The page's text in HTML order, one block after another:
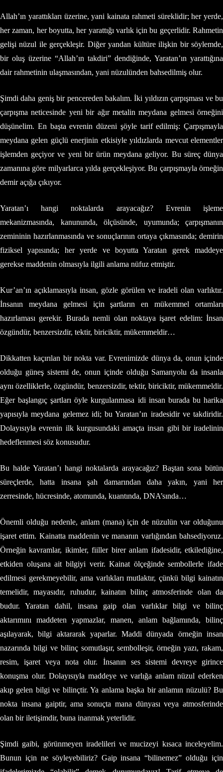
Allah’ın yarattıkları üzerine, yani kainata rahmeti süreklidir; her yerde,
her zaman, her boyutta, her yarattığı varlık için bu geçerlidir. Rahmetin
gelişi nüzul ile gerçekleşir. Diğer yandan kültüre ilişkin bir söylemde,
bir oluş üzerine “Allah’ın takdiri” dendiğinde, Yaratan’ın yarattığına
dair rahmetinin ulaşmasından, yani nüzulünden bahsedilmiş olur.
Şimdi daha geniş bir pencereden bakalım. İki yıldızın çarpışması ve bu
çarpışma neticesinde yeni bir ağır metalin meydana gelmesi örneğini
düşünelim. En başta evrenin düzeni şöyle tarif edilmiş: Çarpışmayla
meydana gelen güçlü enerjinin etkisiyle yıldızlarda mevcut elementler
işlemden geçiyor ve yeni bir ürün meydana geliyor. Bu süreç dünya
zamanına göre milyarlarca yılda gerçekleşiyor. Bu çarpışmayla örneğin
demir açığa çıkıyor.
Yaratan’ı hangi noktalarda arayacağız? Evrenin işleme
mekanizmasında, kanununda, ölçüsünde, uyumunda; çarpışmanın
zemininin hazırlanmasında ve sonuçlarının ortaya çıkmasında; demirin
fiziksel yapısında; her yerde ve boyutta Yaratan gerek maddeye
gerekse maddenin olmasıyla ilgili anlama nüfuz etmiştir.
Kur’an’ın açıklamasıyla insan, gözle görülen ve iradeli olan varlıktır.
İnsanın meydana gelmesi için şartların en mükemmel ortamları
hazırlaması gerekir. Burada nemli olan noktaya işaret edelim: İnsan
özgündür, benzersizdir, tektir, biriciktir, mükemmeldir…
Dikkatten kaçırılan bir nokta var. Evrenimizde dünya da, onun içinde
olduğu güneş sistemi de, onun içinde olduğu Samanyolu da insanla
aynı özelliklerle, özgündür, benzersizdir, tektir, biriciktir, mükemmeldir.
Eğer başlangıç şartları öyle kurgulanmasa idi insan burada bu harika
yapısıyla meydana gelemez idi; bu Yaratan’ın iradesidir ve takdiridir.
Dolayısıyla evrenin ilk kurgusundaki amaçta insan gibi bir iradelinin
hedeflenmesi söz konusudur.
Bu halde Yaratan’ı hangi noktalarda arayacağız? Baştan sona bütün
süreçlerde, hatta insana şah damarından daha yakın, yani her
zerresinde, hücresinde, atomunda, kuantında, DNA’sında…
Önemli olduğu nedenle, anlam (mana) için de nüzulün var olduğunu
işaret ettim. Kainatta maddenin ve mananın varlığından bahsediyoruz.
Örneğin kavramlar, ikimler, fiiller birer anlam ifadesidir, etkilediğine,
etkiden oluşana ait bilgiyi verir. Kainat ölçeğinde sembollerle ifade
edilmesi gerekmeyebilir, ama varlıkları mutlaktır, çünkü bilgi kainatın
temelidir, mayasıdır, ruhudur, kainatın bilinç atmosferinde olan da
budur. Yaratan dahil, insana gaip olan varlıklar bilgi ve bilinç
aktarımını maddeten yapmazlar, manen, anlam bağlamında, bilinç
aşılayarak, bilgi aktararak yaparlar. Maddi dünyada örneğin insan
nazarında bilgi ve bilinç somutlaşır, sembolleşir, örneğin yazı, rakam,
resim, işaret veya nota olur. İnsanın ses sistemi devreye girince
konuşma olur. Dolayısıyla maddeye ve varlığa anlam nüzul ederken
akıp gelen bilgi ve bilinçtir. Ya anlama başka bir anlamın nüzulü? Bu
nokta insana gaiptir, ama sonuçta mana dünyası veya atmosferinde
olan bir iletişimdir, buna inanmak yeterlidir.
Şimdi gaibi, görünmeyen iradelileri ve mucizeyi kısaca inceleyelim.
Bunun için ne söyleyebiliriz? Gaip insana “bilinemez” olduğu için